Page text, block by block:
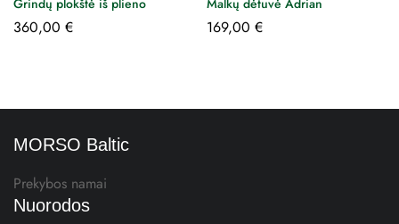
Grindų plokštė iš plieno
360,00 €
Malkų dėtuvė Adrian
169,00 €
MORSO Baltic
Prekybos namai
Nuorodos